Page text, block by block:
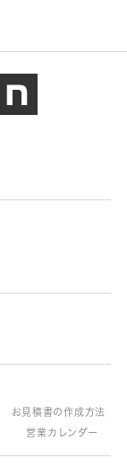
お見積書の作成方法
営業カレンダー